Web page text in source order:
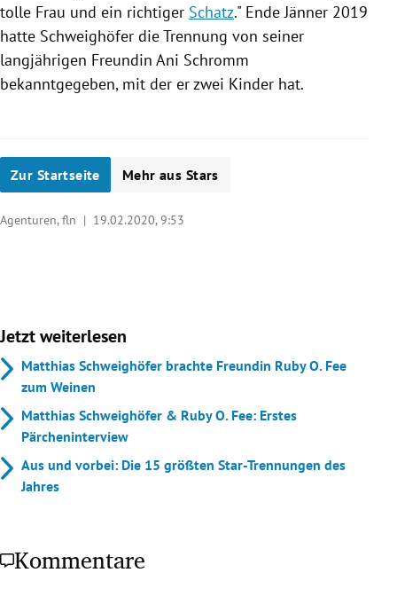
tolle Frau und ein richtiger Schatz." Ende Jänner 2019
hatte Schweighöfer die Trennung von seiner
langjährigen Freundin Ani Schromm
bekanntgegeben, mit der er zwei Kinder hat.
Zur Startseite Mehr aus Stars
Agenturen, fln | 19.02.2020, 9:53
Jetzt weiterlesen
Matthias Schweighöfer brachte Freundin Ruby O. Fee
zum Weinen
Matthias Schweighöfer & Ruby O. Fee: Erstes
Pärcheninterview
Aus und vorbei: Die 15 größten Star-Trennungen des
Jahres
Kommentare